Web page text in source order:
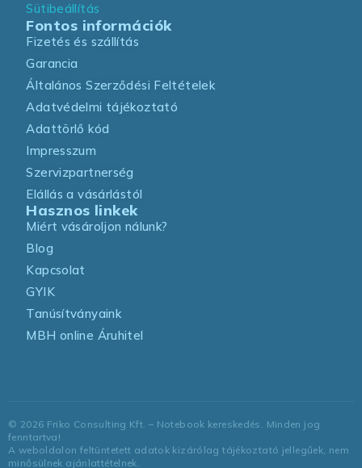
Sütibeállítás
Fontos információk
Fizetés és szállítás
Garancia
Általános Szerződési Feltételek
Adatvédelmi tájékoztató
Adattörlő kód
Impresszum
Szervizpartnerség
Elállás a vásárlástól
Hasznos linkek
Miért vásároljon nálunk?
Blog
Kapcsolat
GYIK
Tanúsítványaink
MBH online Áruhitel
© 2026 Friko Consulting Kft. – Notebook kereskedés. Minden jog
fenntartva!
A weboldalon feltüntetett adatok kizárólag tájékoztató jellegűek, nem
minősülnek ajánlattételnek.